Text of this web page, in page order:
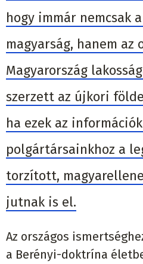
hogy immár nemcsak
magyarság, hanem az
Magyarország
szerzett az újkori
ha ezek az
polgártársainkhoz a
torzított,
jutnak is el.
Az országos
a Berényi-doktrína